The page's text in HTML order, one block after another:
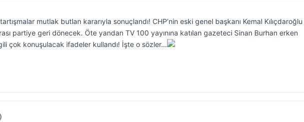
mutlak butlan kararıyla sonuçlandı! CHP’nin eski genel başkanı Kemal
partiye geri dönecek. Öte yandan TV 100 yayınına katılan gazeteci Sinan Burhan erken
çok konuşulacak ifadeler kullandı! İşte o sözler…